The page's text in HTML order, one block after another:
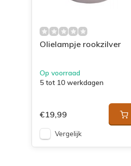
Olielampje rookzilver
Op voorraad
5 tot 10 werkdagen
€19,99
Vergelijk